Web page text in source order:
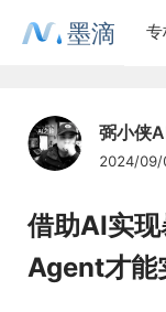
墨滴 专
弼小侠
2024/09/
借助AI实
Agent才能